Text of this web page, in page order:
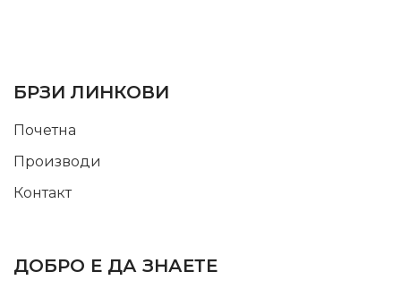
БРЗИ ЛИНКОВИ
Почетна
Производи
Контакт
ДОБРО Е ДА ЗНАЕТЕ